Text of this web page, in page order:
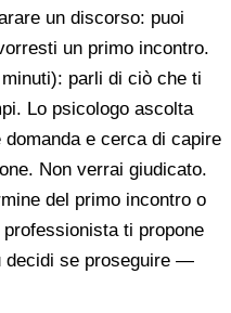
un discorso: puoi
un primo incontro.
parli di ciò che ti
Lo psicologo ascolta
e cerca di capire
Non verrai giudicato.
del primo incontro o
ti propone
decidi se proseguire —